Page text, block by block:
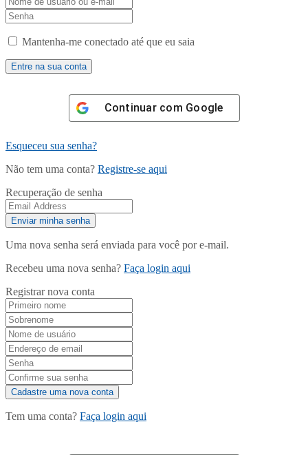
Mantenha-me conectado até que eu saia
Continuar com Google
Esqueceu sua senha?
Não tem uma conta? Registre-se aqui
Recuperação de senha
Uma nova senha será enviada para você por e-mail.
Recebeu uma nova senha? Faça login aqui
Registrar nova conta
Tem uma conta? Faça login aqui